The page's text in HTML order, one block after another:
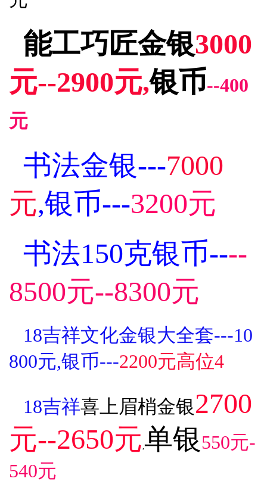
能工巧匠金银3000
元--2900元,银币--400
元
书法金银---7000
元,银币---3200元
书法150克银币----
8500元--8300元
18吉祥文化金银大全套---10
800元,银币---2200元高位4
18吉祥喜上眉梢金银2700
元--2650元,单银550元-
540元